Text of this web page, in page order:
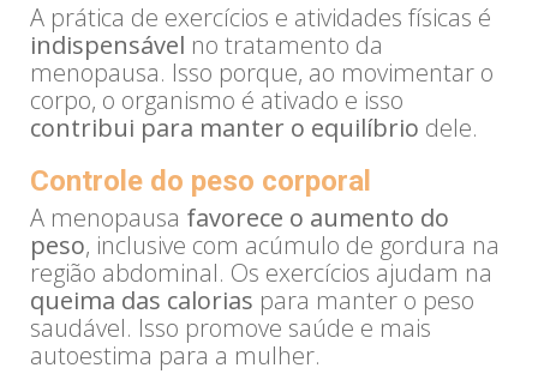
A prática de exercícios e atividades físicas é
indispensável no tratamento da
menopausa. Isso porque, ao movimentar o
corpo, o organismo é ativado e isso
contribui para manter o equilíbrio dele.
Controle do peso corporal
A menopausa favorece o aumento do
peso, inclusive com acúmulo de gordura na
região abdominal. Os exercícios ajudam na
queima das calorias para manter o peso
saudável. Isso promove saúde e mais
autoestima para a mulher.